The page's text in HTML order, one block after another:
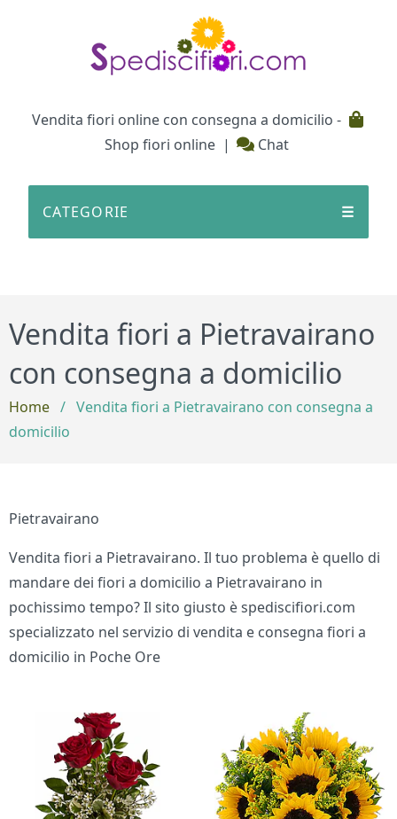
Vendita fiori online con consegna a domicilio -
Shop fiori online | Chat
CATEGORIE ☰
Vendita fiori a Pietravairano
con consegna a domicilio
Home / Vendita fiori a Pietravairano con consegna a
domicilio
Pietravairano
Vendita fiori a Pietravairano. Il tuo problema è quello di
mandare dei fiori a domicilio a Pietravairano in
pochissimo tempo? Il sito giusto è spediscifiori.com
specializzato nel servizio di vendita e consegna fiori a
domicilio in Poche Ore
Bouquet di fiori